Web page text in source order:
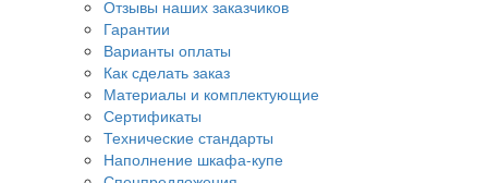
Отзывы наших заказчиков
Гарантии
Варианты оплаты
Как сделать заказ
Материалы и комплектующие
Сертификаты
Технические стандарты
Наполнение шкафа-купе